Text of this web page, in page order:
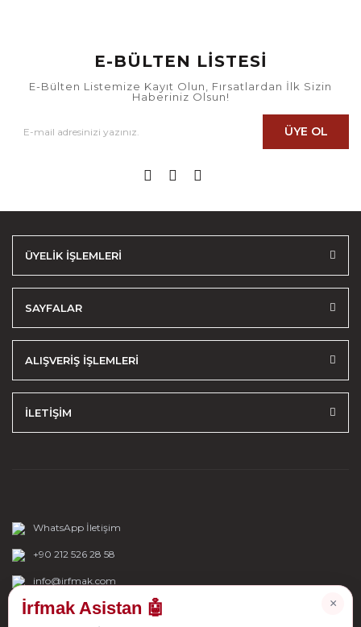
E-BÜLTEN LİSTESİ
E-Bülten Listemize Kayıt Olun, Fırsatlardan İlk Sizin
Haberiniz Olsun!
ÜYE OL
ÜYELİK İŞLEMLERİ
SAYFALAR
ALIŞVERİŞ İŞLEMLERİ
İLETİŞİM
WhatsApp İletişim
+90 212 526 28 58
info@irfmak.com
×
İrfmak Asistan 🤖